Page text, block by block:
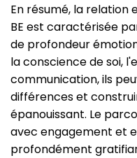
En résumé, la relation
BE est caractérisée
de profondeur
la conscience de soi,
communication, ils
différences et
épanouissant. Le
avec engagement et
profondément